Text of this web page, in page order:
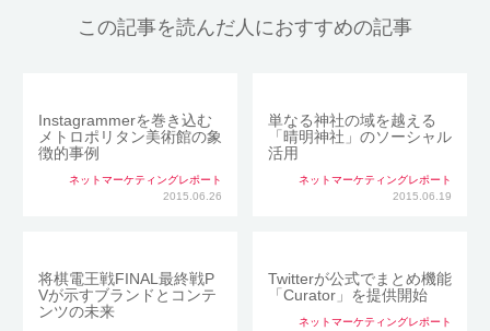
この記事を読んだ人におすすめの記事
Instagrammerを巻き込む
メトロポリタン美術館の象
徴的事例
ネットマーケティングレポート
2015.06.26
単なる神社の域を越える
「晴明神社」のソーシャル
活用
ネットマーケティングレポート
2015.06.19
将棋電王戦FINAL最終戦P
Vが示すブランドとコンテ
ンツの未来
Twitterが公式でまとめ機能
「Curator」を提供開始
ネットマーケティングレポート